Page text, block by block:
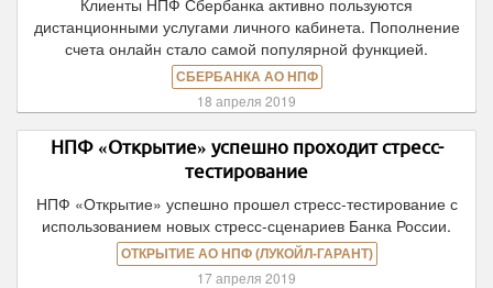
Клиенты НПФ Сбербанка активно пользуются
дистанционными услугами личного кабинета. Пополнение
счета онлайн стало самой популярной функцией.
СБЕРБАНКА АО НПФ
18 апреля 2019
НПФ «Открытие» успешно проходит стресс-
тестирование
НПФ «Открытие» успешно прошел стресс-тестирование с
использованием новых стресс-сценариев Банка России.
ОТКРЫТИЕ АО НПФ (ЛУКОЙЛ-ГАРАНТ)
17 апреля 2019